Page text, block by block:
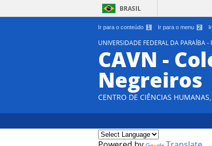
Ir para o conteúdo 1 Ir para o menu 2
BRASIL
UNIVERSIDADE FEDERAL DA PARAÍBA -
CAVN -
Negreiros
CENTRO DE CIÊNCIAS